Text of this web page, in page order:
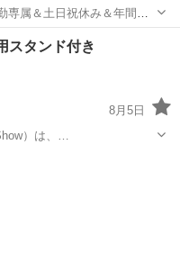
属＆土日祝休み＆年間休
通勤OK＆無料駐車場あり
常陸大宮市》 人気の
タンド付き
8月5日
）は、…